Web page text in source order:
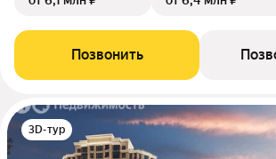
Позвонить
3D-тур